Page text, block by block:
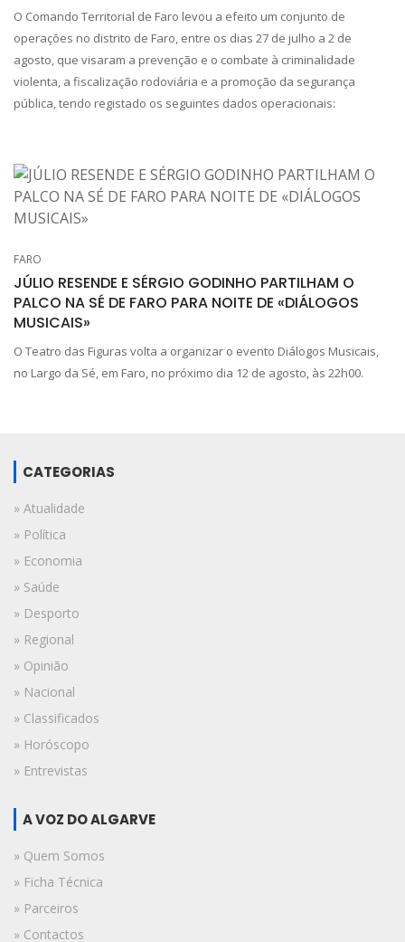
O Comando Territorial de Faro levou a efeito um conjunto de
operações no distrito de Faro, entre os dias 27 de julho a 2 de
agosto, que visaram a prevenção e o combate à criminalidade
violenta, a fiscalização rodoviária e a promoção da segurança
pública, tendo registado os seguintes dados operacionais:
FARO
JÚLIO RESENDE E SÉRGIO GODINHO PARTILHAM O
PALCO NA SÉ DE FARO PARA NOITE DE «DIÁLOGOS
MUSICAIS»
O Teatro das Figuras volta a organizar o evento Diálogos Musicais,
no Largo da Sé, em Faro, no próximo dia 12 de agosto, às 22h00.
CATEGORIAS
» Atualidade
» Política
» Economia
» Saúde
» Desporto
» Regional
» Opinião
» Nacional
» Classificados
» Horóscopo
» Entrevistas
A VOZ DO ALGARVE
» Quem Somos
» Ficha Técnica
» Parceiros
» Contactos